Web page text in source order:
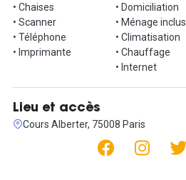
• Chaises
• Scanner
• Téléphone
• Imprimante
• Domiciliation
• Ménage inclus
• Climatisation
• Chauffage
• Internet
Lieu et accès
Cours Alberter, 75008 Paris